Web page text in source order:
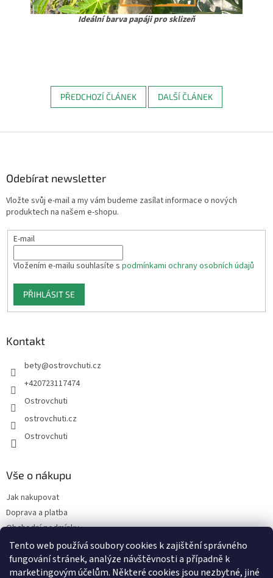
Tento web používá soubory cookies k zajištění správného
fungování stránek, analýze návštěvnosti a případně k
marketingovým účelům. Některé cookies jsou nezbytné, jiné
Ideální barva papáji pro sklizeň
PŘEDCHOZÍ ČLÁNEK DALŠÍ ČLÁNEK
Odebírat newsletter
Vložte svůj e-mail a my vám budeme zasílat informace o nových
produktech na našem e-shopu.
E-mail
Vložením e-mailu souhlasíte s podmínkami ochrany osobních údajů
PŘIHLÁSIT SE
Kontakt
bety@ostrovchuti.cz
+420723117474
Ostrovchuti
ostrovchuti.cz
Ostrovchuti
Vše o nákupu
Jak nakupovat
Doprava a platba
Obchodní podmínky
Podmínky ochrany osobních údajů
Předplatné
O nás